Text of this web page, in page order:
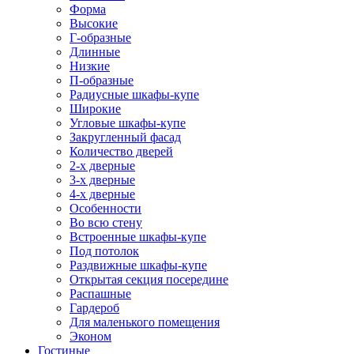
Форма
Высокие
Г-образные
Длинные
Низкие
П-образные
Радиусные шкафы-купе
Широкие
Угловые шкафы-купе
Закругленный фасад
Количество дверей
2-х дверные
3-х дверные
4-х дверные
Особенности
Во всю стену
Встроенные шкафы-купе
Под потолок
Раздвижные шкафы-купе
Открытая секция посередине
Распашные
Гардероб
Для маленького помещения
Эконом
Гостиные